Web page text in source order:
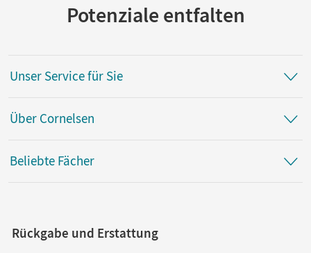
Potenziale entfalten
Unser Service für Sie
Über Cornelsen
Beliebte Fächer
Rückgabe und Erstattung